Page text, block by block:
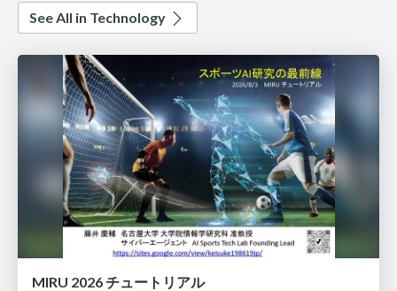
See All in Technology
MIRU 2026 チュートリアル